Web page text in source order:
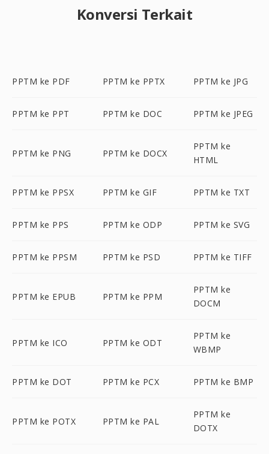
Konversi Terkait
PPTM ke PDF PPTM ke PPTX PPTM ke JPG
PPTM ke PPT PPTM ke DOC PPTM ke JPEG
PPTM ke PNG PPTM ke DOCX
PPTM ke
HTML
PPTM ke PPSX PPTM ke GIF PPTM ke TXT
PPTM ke PPS PPTM ke ODP PPTM ke SVG
PPTM ke PPSM PPTM ke PSD PPTM ke TIFF
PPTM ke EPUB PPTM ke PPM
PPTM ke
DOCM
PPTM ke ICO PPTM ke ODT
PPTM ke
WBMP
PPTM ke DOT PPTM ke PCX PPTM ke BMP
PPTM ke POTX PPTM ke PAL
PPTM ke
DOTX